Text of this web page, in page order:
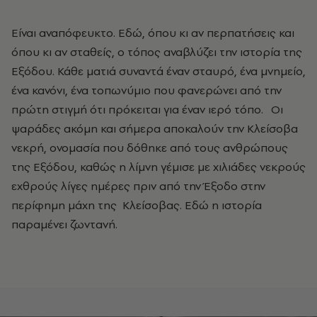
Είναι αναπόφευκτο. Εδώ, όπου κι αν περπατήσεις και
όπου κι αν σταθείς, ο τόπος αναβλύζει την ιστορία της
Εξόδου. Κάθε ματιά συναντά έναν σταυρό, ένα μνημείο,
ένα κανόνι, ένα τοπωνύμιο που φανερώνει από την
πρώτη στιγμή ότι πρόκειται για έναν ιερό τόπο. Οι
ψαράδες ακόμη και σήμερα αποκαλούν την Κλείσοβα
νεκρή, ονομασία που δόθηκε από τους ανθρώπους
της Εξόδου, καθώς η λίμνη γέμισε με χιλιάδες νεκρούς
εχθρούς λίγες ημέρες πριν από την Έξοδο στην
περίφημη μάχη της Κλείσοβας. Εδώ η ιστορία
παραμένει ζωντανή.